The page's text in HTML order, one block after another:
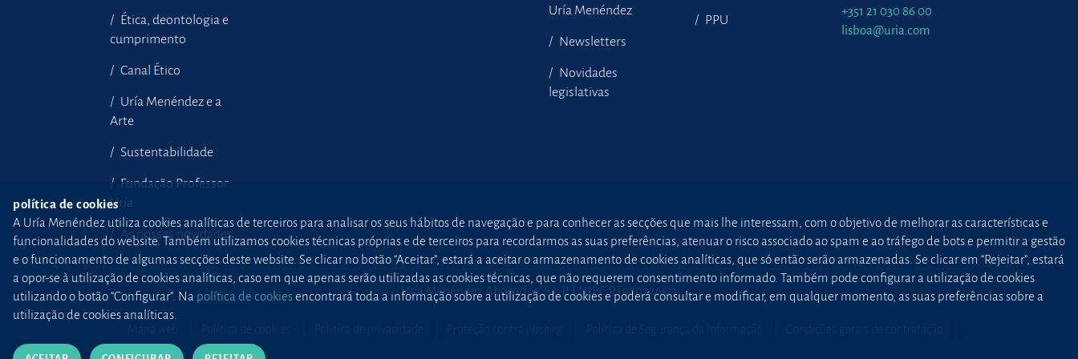
Ética, deontologia e
cumprimento
Canal Ético
Uría Menéndez e a
Arte
Sustentabilidade
Fundação Professor
Uría
As nossas novidades
Uría Menéndez
Newsletters
Novidades
legislativas
PPU
+351 21 030 86 00
lisboa@uria.com
Uría Menéndez Abogados, S.L.P. | NIPC PT980226511
política de cookies
A Uría Menéndez utiliza cookies analíticas de terceiros para analisar os seus hábitos de navegação e para conhecer as secções que mais lhe interessam, com o objetivo de melhorar as características e
funcionalidades do website. Também utilizamos cookies técnicas próprias e de terceiros para recordarmos as suas preferências, atenuar o risco associado ao spam e ao tráfego de bots e permitir a gestão
e o funcionamento de algumas secções deste website. Se clicar no botão “Aceitar”, estará a aceitar o armazenamento de cookies analíticas, que só então serão armazenadas. Se clicar em “Rejeitar”, estará
a opor-se à utilização de cookies analíticas, caso em que apenas serão utilizadas as cookies técnicas, que não requerem consentimento informado. Também pode configurar a utilização de cookies
utilizando o botão “Configurar”. Na política de cookiesencontrará toda a informação sobre a utilização de cookies e poderá consultar e modificar, em qualquer momento, as suas preferências sobre a
utilização de cookies analíticas.